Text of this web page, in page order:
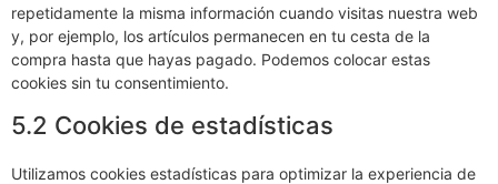
repetidamente la misma información cuando visitas nuestra web
y, por ejemplo, los artículos permanecen en tu cesta de la
compra hasta que hayas pagado. Podemos colocar estas
cookies sin tu consentimiento.
5.2 Cookies de estadísticas
Utilizamos cookies estadísticas para optimizar la experiencia de